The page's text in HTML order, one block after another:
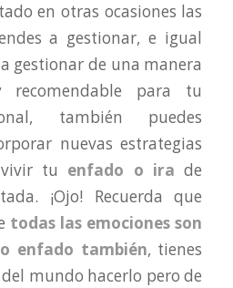
en otras ocasiones las
a gestionar, e igual
gestionar de una manera
recomendable para tu
también puedes
nuevas estrategias
tu enfado o ira de
¡Ojo! Recuerda que
todas las emociones son
enfado también, tienes
mundo hacerlo pero de